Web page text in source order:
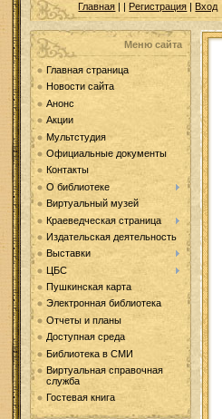
Главная | |Регистрация |Вход
Меню сайта
Главная страница
Новости сайта
Анонс
Акции
Мультстудия
Официальные документы
Контакты
О библиотеке
Виртуальный музей
Краеведческая страница
Издательская деятельность
Выставки
ЦБС
Пушкинская карта
Электронная библиотека
Отчеты и планы
Доступная среда
Библиотека в СМИ
Виртуальная справочная
служба
Гостевая книга